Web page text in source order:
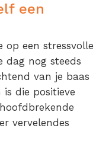
een
op een stressvolle
dag nog steeds
van je baas
is die positieve
vervelendes